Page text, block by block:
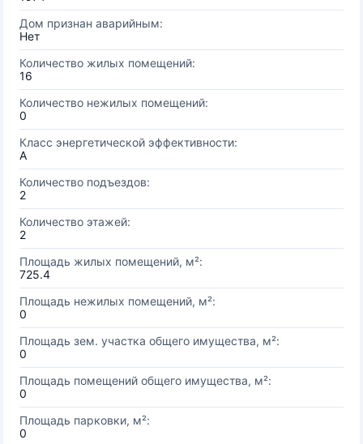
Дом признан аварийным:
Нет
Количество жилых помещений:
16
Количество нежилых помещений:
0
Класс энергетической эффективности:
A
Количество подъездов:
2
Количество этажей:
2
Площадь жилых помещений, м²:
725.4
Площадь нежилых помещений, м²:
0
Площадь зем. участка общего имущества, м²:
0
Площадь помещений общего имущества, м²:
0
Площадь парковки, м²:
0